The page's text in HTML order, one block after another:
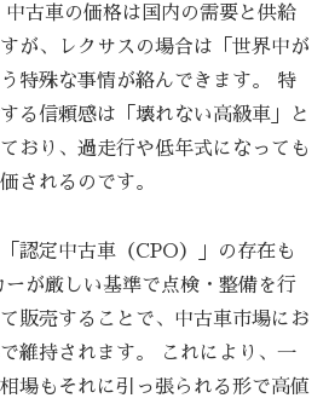
古車の価格は国内の需要と供給
が、レクサスの場合は「世界中が
特殊な事情が絡んできます。 特
る信頼感は「壊れない高級車」と
おり、過走行や低年式になっても
されるのです。
認定中古車（CPO）」の存在も
ーが厳しい基準で点検・整備を行
販売することで、中古車市場にお
維持されます。 これにより、一
場もそれに引っ張られる形で高値